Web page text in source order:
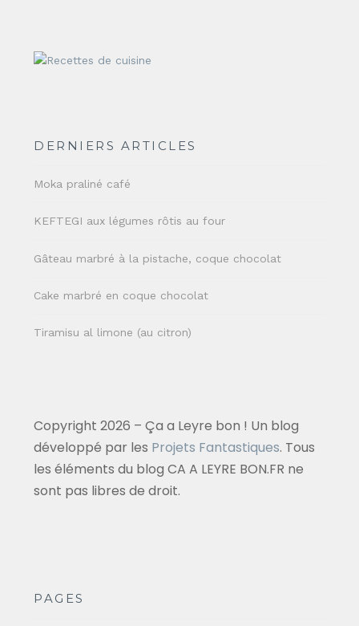
DERNIERS ARTICLES
Moka praliné café
KEFTEGI aux légumes rôtis au four
Gâteau marbré à la pistache, coque chocolat
Cake marbré en coque chocolat
Tiramisu al limone (au citron)
Copyright 2026 – Ça a Leyre bon ! Un blog
développé par les Projets Fantastiques. Tous
les éléments du blog CA A LEYRE BON.FR ne
sont pas libres de droit.
PAGES